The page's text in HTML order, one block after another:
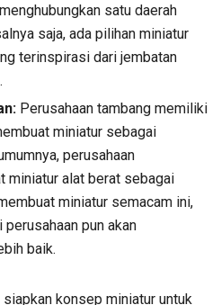
satu daerah
saja, ada pilihan miniatur
terinspirasi dari jembatan
Perusahaan tambang memiliki
miniatur sebagai
perusahaan
miniatur alat berat sebagai
miniatur semacam ini,
pun akan
baik.
konsep miniatur untuk